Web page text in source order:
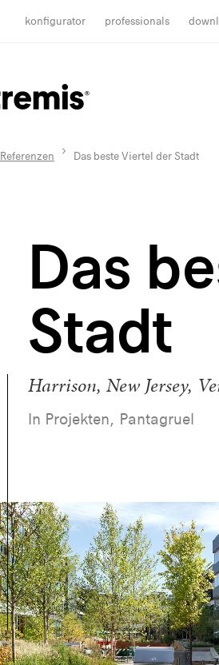
konfigurator professionals
Referenzen Das beste Viertel der Stadt
Das
Stadt
Harrison, New Jersey,
In Projekten, Pantagruel